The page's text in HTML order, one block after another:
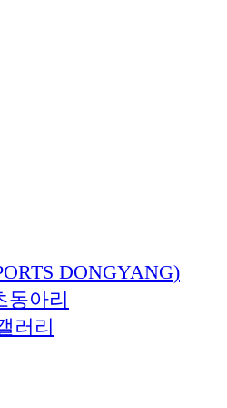
DONGYANG)
동아리
러리